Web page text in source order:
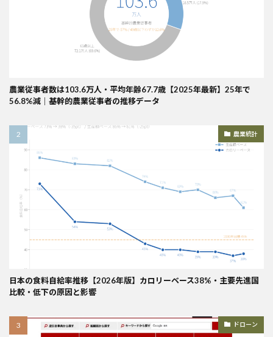
農業従事者数は103.6万人・平均年齢67.7歳【2025年最新】25年で
56.8%減｜基幹的農業従事者の推移データ
農業統計
日本の食料自給率推移【2026年版】カロリーベース38%・主要先進国
比較・低下の原因と影響
ドローン